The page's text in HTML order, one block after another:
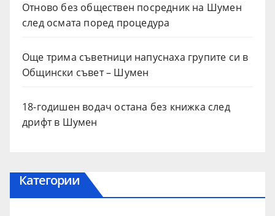
Отново без обществен посредник на Шумен
след осмата поред процедура
Още трима съветници напуснаха групите си в
Общински съвет – Шумен
18-годишен водач остана без книжка след
дрифт в Шумен
Категории